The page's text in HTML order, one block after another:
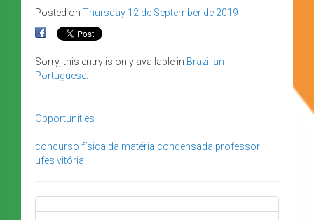
Posted on Thursday 12 de September de 2019
Sorry, this entry is only available in Brazilian
Portuguese
Opportunities
concurso física da matéria condensada professor
ufes vitória